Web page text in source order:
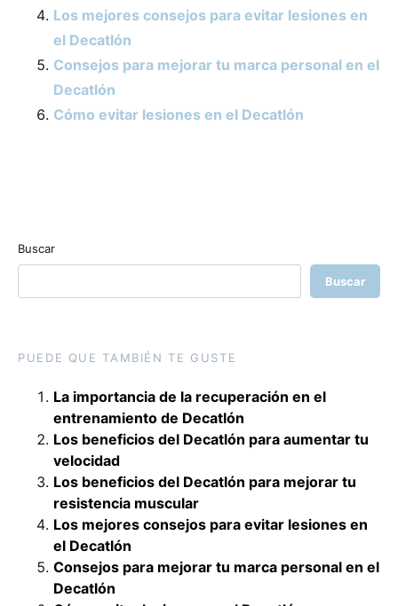
Los mejores consejos para evitar lesiones en
el Decatlón
Consejos para mejorar tu marca personal en el
Decatlón
Cómo evitar lesiones en el Decatlón
Buscar
Buscar
PUEDE QUE TAMBIÉN TE GUSTE
La importancia de la recuperación en el
entrenamiento de Decatlón
Los beneficios del Decatlón para aumentar tu
velocidad
Los beneficios del Decatlón para mejorar tu
resistencia muscular
Los mejores consejos para evitar lesiones en
el Decatlón
Consejos para mejorar tu marca personal en el
Decatlón